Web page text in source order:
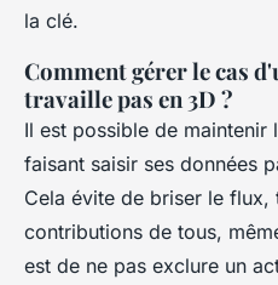
la clé.
Comment gérer le cas
travaille pas en 3D ?
Il est possible de maintenir
faisant saisir ses données
Cela évite de briser le flux,
contributions de tous,
est de ne pas exclure un